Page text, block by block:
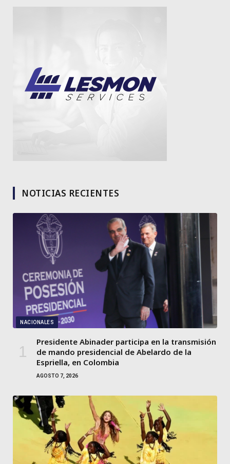
NOTICIAS RECIENTES
NACIONALES
Presidente Abinader participa en la transmisión
de mando presidencial de Abelardo de la
Espriella, en Colombia
AGOSTO 7, 2026